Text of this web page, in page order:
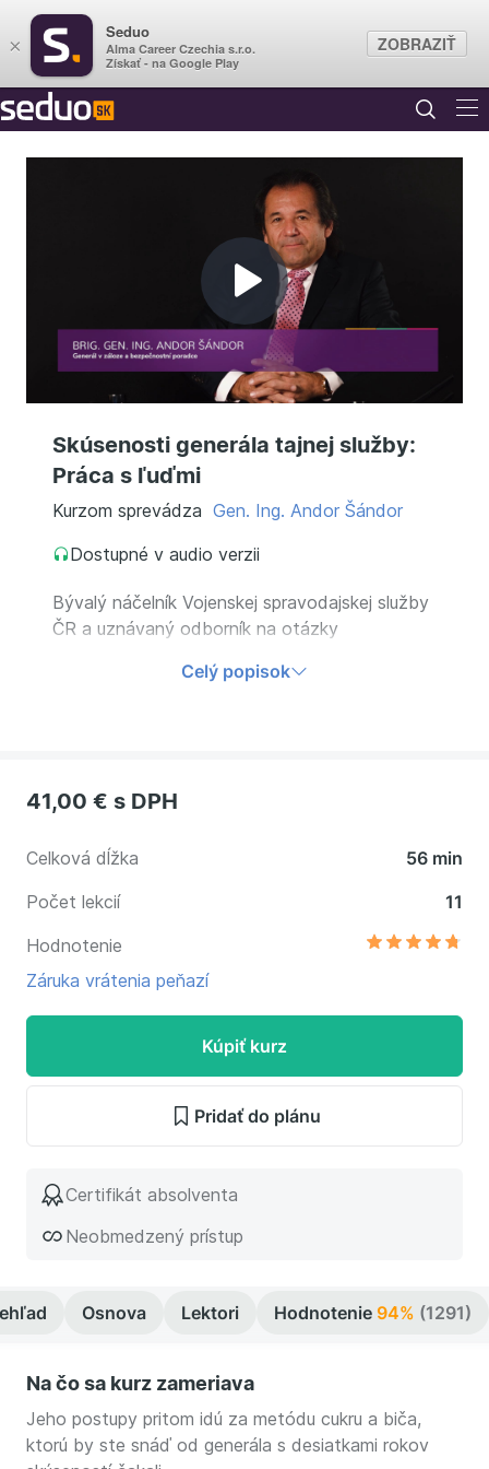
Prehrať
video
Skúsenosti generála tajnej služby:
Práca s ľuďmi
Kurzom sprevádza Gen. Ing. Andor Šándor
Dostupné v audio verzii
Bývalý náčelník Vojenskej spravodajskej služby
ČR a uznávaný odborník na otázky
management vás v necelej hodine inšpiruje, ako
Celý popisok
41,00 € s DPH
Celková dĺžka
56 min
Počet lekcií
11
Hodnotenie
Záruka vrátenia peňazí
Kúpiť kurz
Pridať do plánu
Certifikát absolventa
Neobmedzený prístup
Osnova Lektori Hodnotenie 94% (1291)
Na čo sa kurz zameriava
Jeho postupy pritom idú za metódu cukru a biča,
ktorú by ste snáď od generála s desiatkami rokov
×
Seduo
Alma Career Czechia s.r.o.
Získať - na Google Play
ZOBRAZIŤ